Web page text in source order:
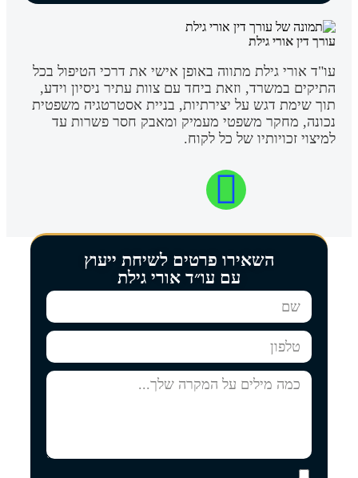
עורך דין אורי גילת
עו"ד אורי גילת מתווה באופן אישי את דרכי הטיפול בכל
התיקים במשרד, וזאת ביחד עם צוות עתיר ניסיון וידע,
תוך שימת דגש על יצירתיות, בניית אסטרטגיה משפטית
נכונה, מחקר משפטי מעמיק ומאבק חסר פשרות עד
למיצוי זכויותיו של כל לקוח.
השאירו פרטים לשיחת ייעוץ
עם עו״ד אורי גילת